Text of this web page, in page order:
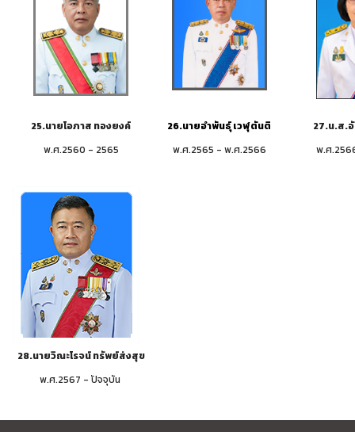
25.นายโอภาส ทองยงค์ 26.นายอำพันธุ์ เวฬุตันติ
27.น.ส.
พ.ศ.2560 - 2565
พ.ศ.2565 - พ.ศ.2566 พ.ศ
28.นายวิณะโรจน์ ทรัพย์ส่งสุข
พ.ศ.2567 - ปัจจุบัน